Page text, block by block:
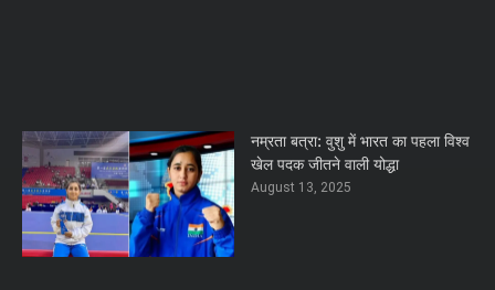
नम्रता बत्रा: वुशु में भारत का पहला विश्व
खेल पदक जीतने वाली योद्धा
August 13, 2025